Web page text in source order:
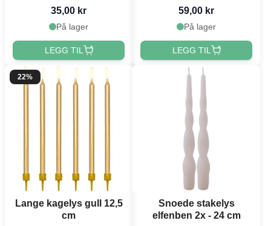
35,00 kr
På lager
LEGG TIL
59,00 kr
På lager
LEGG TIL
22%
Lange kagelys gull 12,5
cm
Snoede stakelys
elfenben 2x - 24 cm